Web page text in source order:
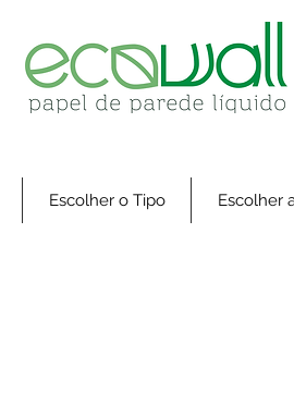
Escolher o Tipo Escolher